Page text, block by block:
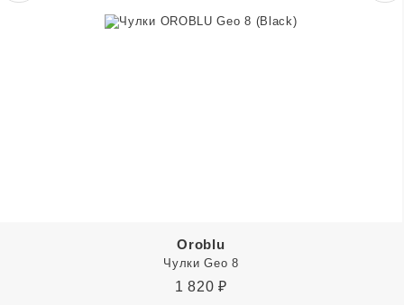
Oroblu
Чулки Geo 8
1 820 ₽